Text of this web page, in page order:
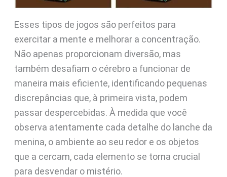
Esses tipos de jogos são perfeitos para
exercitar a mente e melhorar a concentração.
Não apenas proporcionam diversão, mas
também desafiam o cérebro a funcionar de
maneira mais eficiente, identificando pequenas
discrepâncias que, à primeira vista, podem
passar despercebidas. À medida que você
observa atentamente cada detalhe do lanche da
menina, o ambiente ao seu redor e os objetos
que a cercam, cada elemento se torna crucial
para desvendar o mistério.